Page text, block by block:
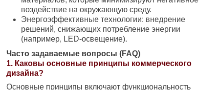
воздействие на окружающую среду.
Энергоэффективные технологии: внедрение
решений, снижающих потребление энергии
(например, LED-освещение).
Часто задаваемые вопросы (FAQ)
1. Каковы основные принципы коммерческого
дизайна?
Основные принципы включают функциональность